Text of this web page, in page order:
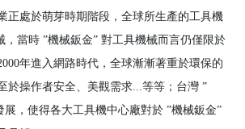
正處於萌芽時期階段，全球所生產的工具機
，當時 ”機械鈑金” 對工具機械而言仍僅限於
年進入網路時代，全球漸漸著重於環保的
於操作者安全、美觀需求...等等；台灣 ”
展，使得各大工具機中心廠對於 ”機械鈑金”